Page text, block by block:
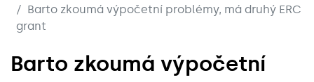
Barto zkoumá výpočetní problémy, má druhý ERC
grant
Barto zkoumá výpočetní